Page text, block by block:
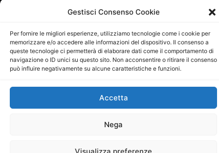
Gestisci Consenso Cookie
Per fornire le migliori esperienze, utilizziamo tecnologie come i cookie per
memorizzare e/o accedere alle informazioni del dispositivo. Il consenso a
queste tecnologie ci permetterà di elaborare dati come il comportamento di
navigazione o ID unici su questo sito. Non acconsentire o ritirare il consenso
può influire negativamente su alcune caratteristiche e funzioni.
Accetta
Nega
Sito gestito daLa Digitale srl–info@ladigitale.it